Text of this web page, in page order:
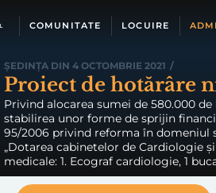
COMUNITATE LOCUIRE
ȘEDINȚA DIN 4 OCTOMBRIE 2021 /
Proiect de hotărâre
Privind alocarea sumei de 580.000
stabilirea unor forme de sprijin
95/2006 privind reforma în domeniul
„Dotarea cabinetelor de Cardiologie
medicale: 1. Ecograf cardiologie, 1